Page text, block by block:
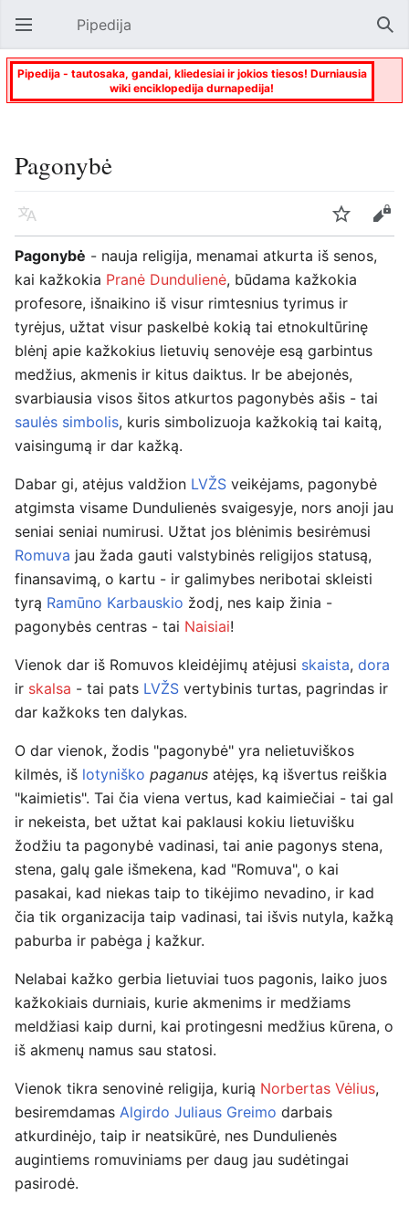
Atverti pagrindinį meniu Pipedija
Pipedija - tautosaka, gandai, kliedesiai ir jokios tiesos! Durniausia
wiki enciklopedija durnapedija!
Pagonybė
Kalba Stebėti
Keisti
Pagonybė - nauja religija, menamai atkurta iš senos,
kai kažkokia Pranė Dundulienė, būdama kažkokia
profesore, išnaikino iš visur rimtesnius tyrimus ir
tyrėjus, užtat visur paskelbė kokią tai etnokultūrinę
blėnį apie kažkokius lietuvių senovėje esą garbintus
medžius, akmenis ir kitus daiktus. Ir be abejonės,
svarbiausia visos šitos atkurtos pagonybės ašis - tai
saulės simbolis, kuris simbolizuoja kažkokią tai kaitą,
vaisingumą ir dar kažką.
Dabar gi, atėjus valdžion LVŽS veikėjams, pagonybė
atgimsta visame Dundulienės svaigesyje, nors anoji jau
seniai seniai numirusi. Užtat jos blėnimis besirėmusi
Romuva jau žada gauti valstybinės religijos statusą,
finansavimą, o kartu - ir galimybes neribotai skleisti
tyrą Ramūno Karbauskio žodį, nes kaip žinia -
pagonybės centras - tai Naisiai!
Vienok dar iš Romuvos kleidėjimų atėjusi skaista, dora
ir skalsa - tai pats LVŽS vertybinis turtas, pagrindas ir
dar kažkoks ten dalykas.
O dar vienok, žodis "pagonybė" yra nelietuviškos
kilmės, iš lotyniško paganus atėjęs, ką išvertus reiškia
"kaimietis". Tai čia viena vertus, kad kaimiečiai - tai gal
ir nekeista, bet užtat kai paklausi kokiu lietuvišku
žodžiu ta pagonybė vadinasi, tai anie pagonys stena,
stena, galų gale išmekena, kad "Romuva", o kai
pasakai, kad niekas taip to tikėjimo nevadino, ir kad
čia tik organizacija taip vadinasi, tai išvis nutyla, kažką
paburba ir pabėga į kažkur.
Nelabai kažko gerbia lietuviai tuos pagonis, laiko juos
kažkokiais durniais, kurie akmenims ir medžiams
meldžiasi kaip durni, kai protingesni medžius kūrena, o
iš akmenų namus sau statosi.
Vienok tikra senovinė religija, kurią Norbertas Vėlius,
besiremdamas Algirdo Juliaus Greimo darbais
atkurdinėjo, taip ir neatsikūrė, nes Dundulienės
augintiems romuviniams per daug jau sudėtingai
pasirodė.